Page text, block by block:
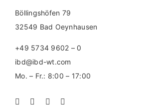
Böllingshöfen 79
32549 Bad Oeynhausen
+49 5734 9602 – 0
ibd@ibd-wt.com
Mo. – Fr.: 8:00 – 17:00